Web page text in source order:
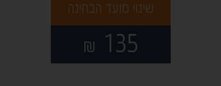
שינוי מועד הבחינה
135
₪